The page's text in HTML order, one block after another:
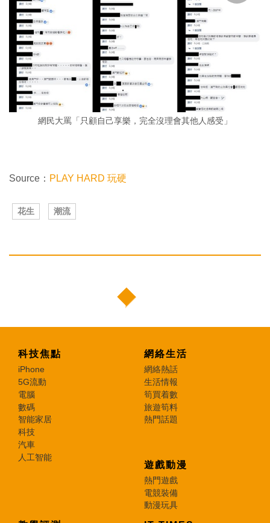
網民大罵「只顧自己享樂，完全沒理會其他人感受」
Source： PLAY HARD 玩硬
花生 潮流
科技焦點
iPhone
5G流動
電腦
數碼
智能家居
科技
汽車
人工智能
網絡生活
網絡熱話
生活情報
筍買着數
旅遊筍料
熱門話題
遊戲動漫
熱門遊戲
電競裝備
動漫玩具